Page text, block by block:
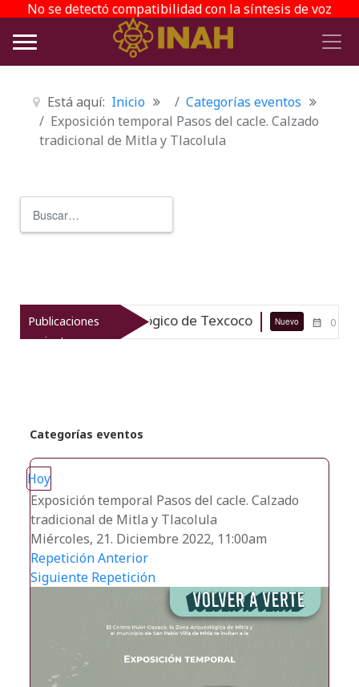
No se detectó compatibilidad con la síntesis de voz
Está aquí: Inicio
Categorías eventos
Exposición temporal Pasos del cacle. Calzado
tradicional de Mitla y Tlacolula
Publicaciones
recientes
patrimonio arqueológico de Texcoco Nuevo 07-08-26
Categorías eventos
Hoy
Exposición temporal Pasos del cacle. Calzado
tradicional de Mitla y Tlacolula
Miércoles, 21. Diciembre 2022, 11:00am
Repetición Anterior
Siguiente Repetición